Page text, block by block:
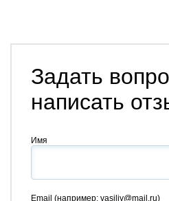
Задать
написать
Имя
Email (например: vasiliy@mail.ru)